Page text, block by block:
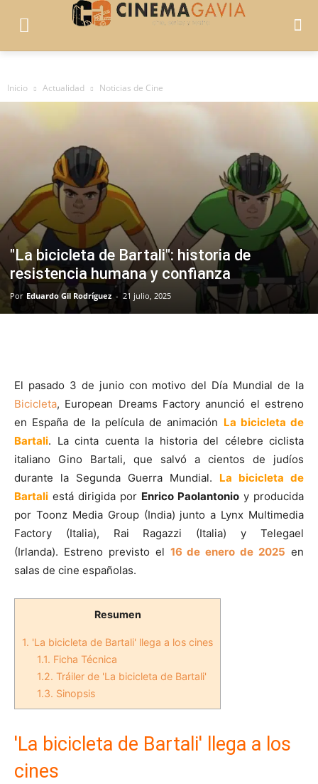
Inicio Actualidad Noticias de Cine
"La bicicleta de Bartali": historia de
resistencia humana y confianza
Por Eduardo Gil Rodríguez - 21 julio, 2025
El pasado 3 de junio con motivo del Día Mundial de la
Bicicleta, European Dreams Factory anunció el estreno
en España de la película de animación La bicicleta de
Bartali. La cinta cuenta la historia del célebre ciclista
italiano Gino Bartali, que salvó a cientos de judíos
durante la Segunda Guerra Mundial. La bicicleta de
Bartali está dirigida por Enrico Paolantonio y producida
por Toonz Media Group (India) junto a Lynx Multimedia
Factory (Italia), Rai Ragazzi (Italia) y Telegael
(Irlanda). Estreno previsto el 16 de enero de 2025 en
salas de cine españolas.
Resumen
1. 'La bicicleta de Bartali' llega a los cines
1.1. Ficha Técnica
1.2. Tráiler de 'La bicicleta de Bartali'
1.3. Sinopsis
'La bicicleta de Bartali' llega a los
cines